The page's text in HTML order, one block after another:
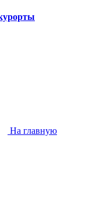
На главную